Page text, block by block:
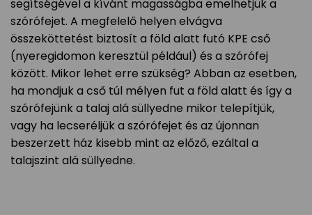
segítségével a kívánt magasságba emelhetjük a
szórófejet. A megfelelő helyen elvágva
összeköttetést biztosít a föld alatt futó KPE cső
(nyeregidomon keresztül például) és a szórófej
között. Mikor lehet erre szükség? Abban az esetben,
ha mondjuk a cső túl mélyen fut a föld alatt és így a
szórófejünk a talaj alá süllyedne mikor telepítjük,
vagy ha lecseréljük a szórófejet és az újonnan
beszerzett ház kisebb mint az előző, ezáltal a
talajszint alá süllyedne.